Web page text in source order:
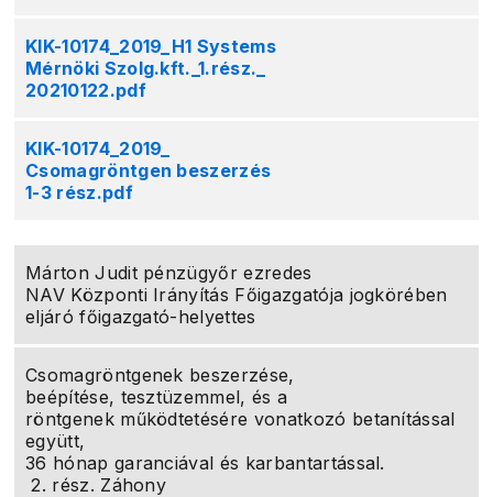
KIK-10174_2019_H1 Systems
Mérnöki Szolg.kft._1.rész._
20210122.pdf
KIK-10174_2019_
Csomagröntgen beszerzés
1-3 rész.pdf
Márton Judit pénzügyőr ezredes
NAV Központi Irányítás Főigazgatója jogkörében
eljáró főigazgató-helyettes
Csomagröntgenek beszerzése,
beépítése, tesztüzemmel, és a
röntgenek működtetésére vonatkozó betanítással
együtt,
36 hónap garanciával és karbantartással.
2. rész. Záhony